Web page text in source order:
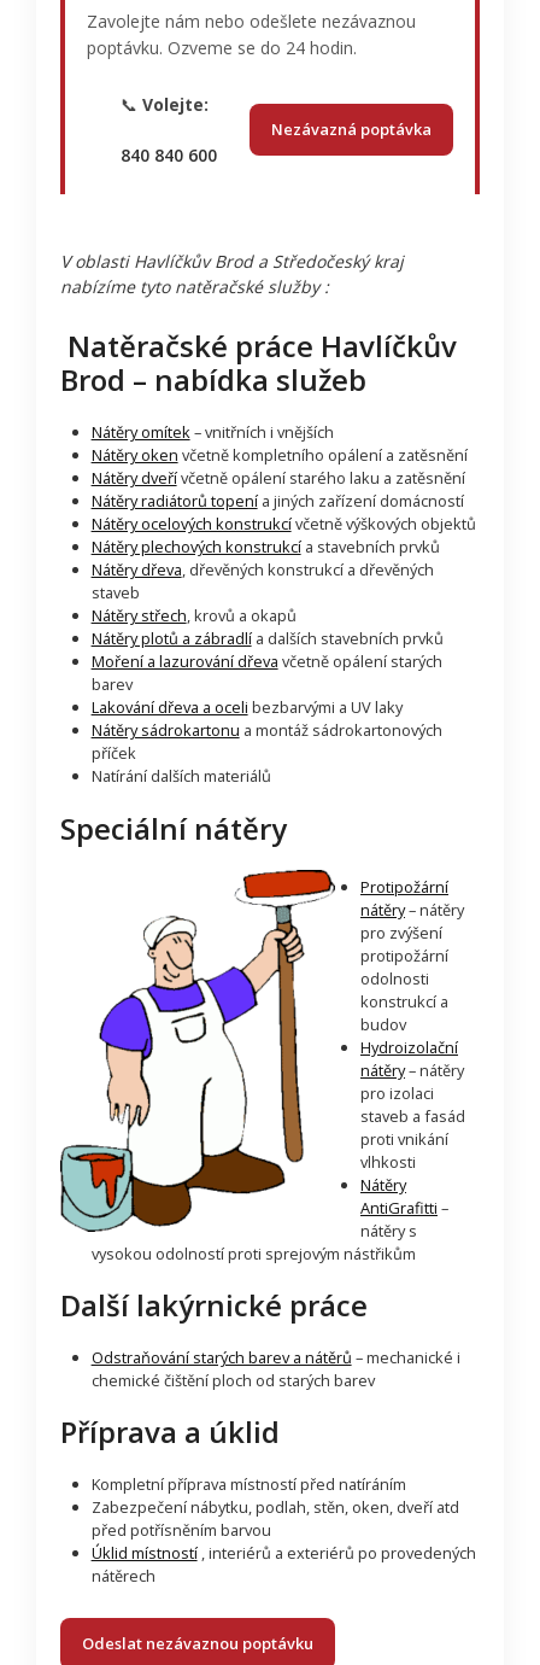
Zavolejte nám nebo odešlete nezávaznou
poptávku. Ozveme se do 24 hodin.
📞 Volejte:
840 840 600
Nezávazná poptávka
V oblasti Havlíčkův Brod a Středočeský kraj
nabízíme tyto natěračské služby :
Natěračské práce Havlíčkův
Brod – nabídka služeb
Nátěry omítek– vnitřních i vnějších
Nátěry oken včetně kompletního opálení a zatěsnění
Nátěry dveřívčetně opálení starého laku a zatěsnění
Nátěry radiátorů topenía jiných zařízení domácností
Nátěry ocelových konstrukcívčetně výškových objektů
Nátěry plechových konstrukcía stavebních prvků
Nátěry dřeva, dřevěných konstrukcí a dřevěných
staveb
Nátěry střech, krovů a okapů
Nátěry plotů a zábradlía dalších stavebních prvků
Moření a lazurování dřeva včetně opálení starých
barev
Lakování dřeva a oceli bezbarvými a UV laky
Nátěry sádrokartonu a montáž sádrokartonových
příček
Natírání dalších materiálů
Speciální nátěry
Protipožární
nátěry– nátěry
pro zvýšení
protipožární
odolnosti
konstrukcí a
budov
Hydroizolační
nátěry– nátěry
pro izolaci
staveb a fasád
proti vnikání
vlhkosti
Nátěry
AntiGrafitti –
nátěry s
vysokou odolností proti sprejovým nástřikům
Další lakýrnické práce
Odstraňování starých barev a nátěrů – mechanické i
chemické čištění ploch od starých barev
Příprava a úklid
Kompletní příprava místností před natíráním
Zabezpečení nábytku, podlah, stěn, oken, dveří atd
před potřísněním barvou
Úklid místností, interiérů a exteriérů po provedených
nátěrech
Odeslat nezávaznou poptávku